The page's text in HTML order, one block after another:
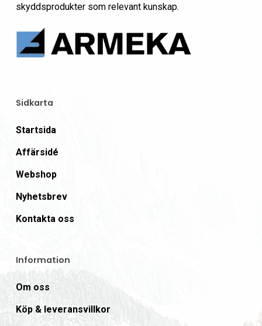
skyddsprodukter som relevant kunskap.
Sidkarta
Startsida
Affärsidé
Webshop
Nyhetsbrev
Kontakta oss
Information
Om oss
Köp & leveransvillkor